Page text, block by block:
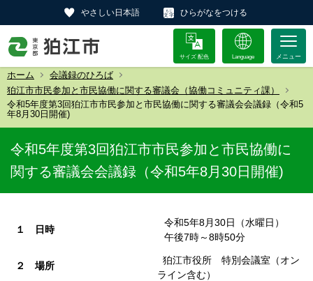
やさしい日本語 ひらがなをつける
サイズ 配色 Language
ホーム
会議録のひろば
狛江市市民参加と市民協働に関する審議会（協働コミュニティ課）
令和5年度第3回狛江市市民参加と市民協働に関する審議会会議録（令和5
年8月30日開催)
令和5年度第3回狛江市市民参加と市民協働に
関する審議会会議録（令和5年8月30日開催)
１ 日時
令和5年8月30日（水曜日）
午後7時～8時50分
２ 場所
狛江市役所 特別会議室（オン
ライン含む）